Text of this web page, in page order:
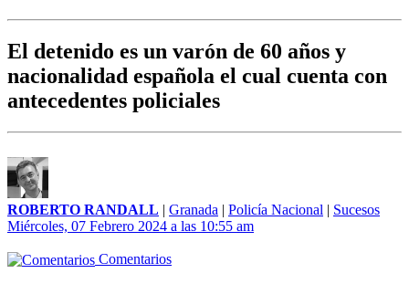
El detenido es un varón de 60 años y
nacionalidad española el cual cuenta con
antecedentes policiales
ROBERTO RANDALL | Granada | Policía Nacional | Sucesos
Miércoles, 07 Febrero 2024 a las 10:55 am
Comentarios